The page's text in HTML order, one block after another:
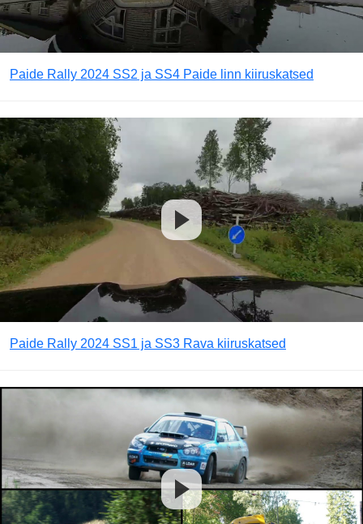
Paide Rally 2024 SS2 ja SS4 Paide linn kiiruskatsed
Paide Rally 2024 SS1 ja SS3 Rava kiiruskatsed